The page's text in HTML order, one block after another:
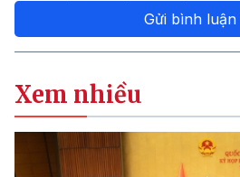
Gửi bình luận
Xem nhiều